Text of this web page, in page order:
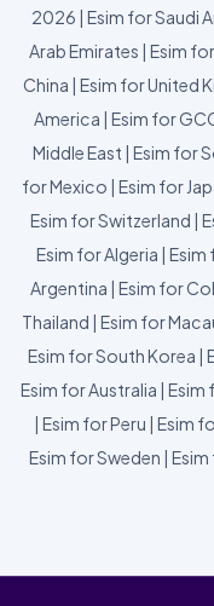
2026 | Esim for Saudi
Arab Emirates | Esim
China | Esim for United
America | Esim for
Middle East | Esim for
for Mexico | Esim for
Esim for Switzerland |
Esim for Algeria | Esim
Argentina | Esim for
Thailand | Esim for
Esim for South Korea |
Esim for Australia | Esim
| Esim for Peru | Esim
Esim for Sweden | Esim